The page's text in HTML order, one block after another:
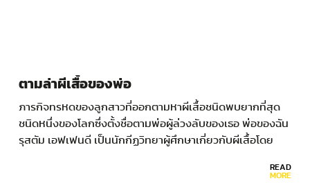
ตามล่าผีเสื้อของพ่อ
ภารกิจทรหดของลูกสาวที่ออกตามหาผีเสื้อชนิดพบยากที่สุด
ชนิดหนึ่งของโลกซึ่งตั้งชื่อตามพ่อผู้ล่วงลับของเธอ พ่อของฉัน
รุสตัม เอฟเฟนดี เป็นนักกีฏวิทยาผู้ศึกษาเกี่ยวกับผีเสื้อโดย
READ
MORE